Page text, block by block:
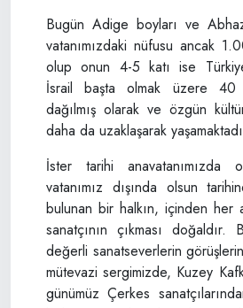
Bugün Adige boyları ve
vatanımızdaki nüfusu ancak
olup onun 4-5 katı ise
İsrail başta olmak üzere 40
dağılmış olarak ve özgün
daha da uzaklaşarak
İster tarihi anavatanımızda
vatanımız dışında olsun
bulunan bir halkın, içinden her
sanatçının çıkması
değerli sanatseverlerin
mütevazi sergimizde, Kuzey
günümüz Çerkes